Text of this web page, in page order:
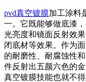
pvd真空镀膜加工涂料
一。它既能够做底漆
光亮度和镜面反射效
闭底材等效果。作为
的耐磨性、耐腐蚀性
件反射出五颜六色的
真空镀膜技能也就不得